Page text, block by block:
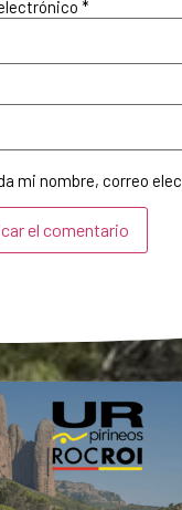
*
mi nombre, correo